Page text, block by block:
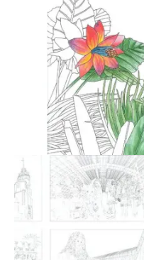
KidsStore
Saison
Sale [%]